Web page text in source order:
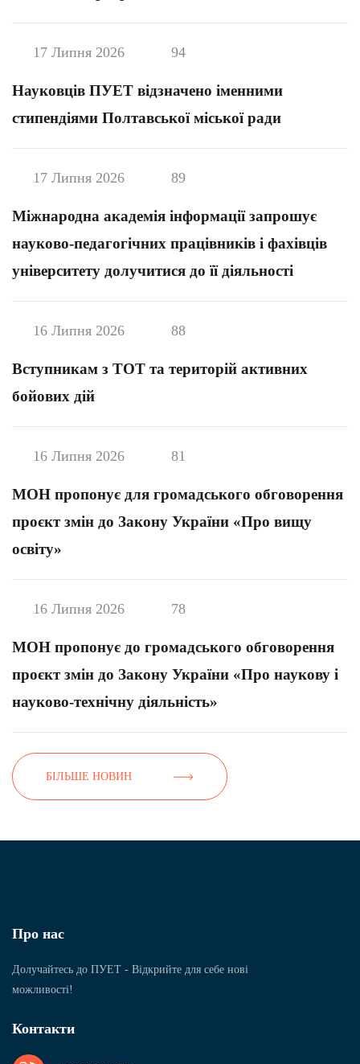
17 Липня 2026 94
Науковців ПУЕТ відзначено іменними
стипендіями Полтавської міської ради
17 Липня 2026 89
Міжнародна академія інформації запрошує
науково-педагогічних працівників і фахівців
університету долучитися до її діяльності
16 Липня 2026 88
Вступникам з ТОТ та територій активних
бойових дій
16 Липня 2026 81
МОН пропонує для громадського обговорення
проєкт змін до Закону України «Про вищу
освіту»
16 Липня 2026 78
МОН пропонує до громадського обговорення
проєкт змін до Закону України «Про наукову і
науково-технічну діяльність»
БІЛЬШЕ НОВИН
Про нас
Долучайтесь до ПУЕТ - Відкрийте для себе нові
можливості!
Контакти